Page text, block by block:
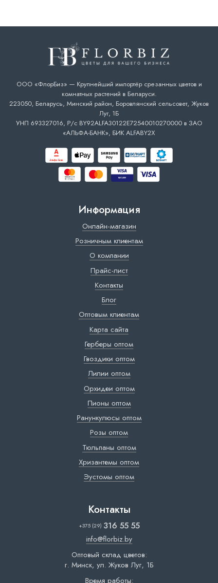
ООО «ФлорБиз» — Крупнейший импортёр срезанных цветов и
комнатных растений в Беларуси.
223050, Беларусь, Минский район, Боровлянский сельсовет, Жуков
Луг, 1Б
УНП 693327016, Р/с BY92ALFA30122E72540010270000 в ЗАО
«АЛЬФА-БАНК», БИК ALFABY2X
Информация
Онлайн-магазин
Розничным клиентам
О компании
Прайс-лист
Контакты
Блог
Оптовым клиентам
Карта сайта
Герберы оптом
Гвоздики оптом
Лилии оптом
Орхидеи оптом
Пионы оптом
Ранункулюсы оптом
Розы оптом
Тюльпаны оптом
Хризантемы оптом
Эустомы оптом
Контакты
+375 (29) 316 55 55
info@florbiz.by
Оптовый склад цветов:
г. Минск, ул. Жуков Луг, 1Б
Время работы: